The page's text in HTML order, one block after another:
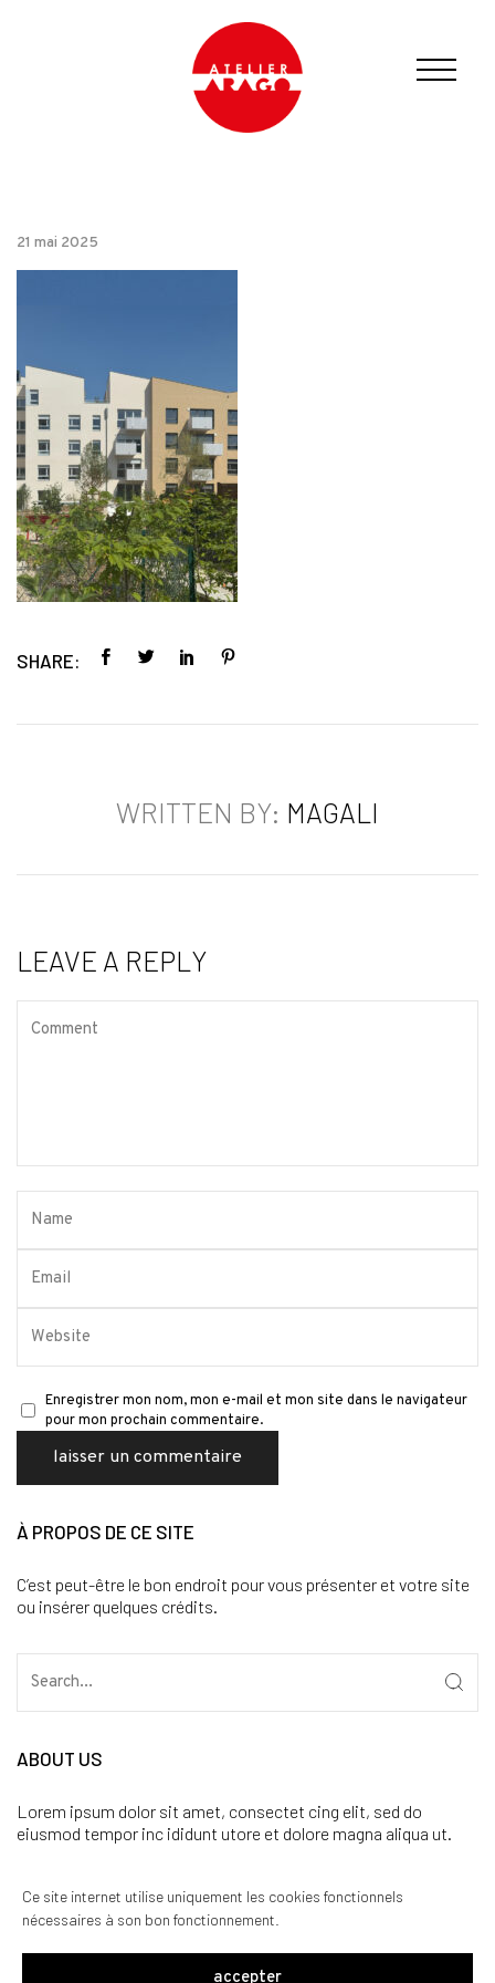
Ce site internet utilise uniquement les cookies fonctionnels
nécessaires à son bon fonctionnement.
accepter
21 mai 2025
SHARE:
WRITTEN BY: MAGALI
LEAVE A REPLY
Enregistrer mon nom, mon e-mail et mon site dans le navigateur
pour mon prochain commentaire.
À PROPOS DE CE SITE
C’est peut-être le bon endroit pour vous présenter et votre site
ou insérer quelques crédits.
ABOUT US
Lorem ipsum dolor sit amet, consectet cing elit, sed do
eiusmod tempor inc ididunt utore et dolore magna aliqua ut.
CATÉGORIES